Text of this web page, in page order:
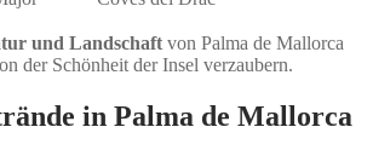
und Landschaft von Palma de Mallorca
der Schönheit der Insel verzaubern.
in Palma de Mallorca